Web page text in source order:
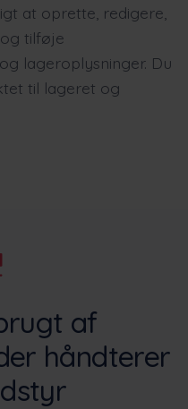
at oprette, redigere,
tilføje
lageroplysninger. Du
til lageret og
af
håndterer